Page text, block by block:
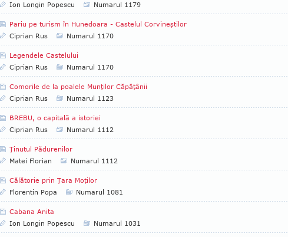
Ion Longin Popescu
Numarul 1179
Pariu pe turism în Hunedoara - Castelul Corvineştilor
Ciprian Rus
Numarul 1170
Legendele Castelului
Ciprian Rus
Numarul 1170
Comorile de la poalele Munţilor Căpăţânii
Ciprian Rus
Numarul 1123
BREBU, o capitală a istoriei
Ciprian Rus
Numarul 1112
Ţinutul Pădurenilor
Matei Florian
Numarul 1112
Călătorie prin Ţara Moţilor
Florentin Popa
Numarul 1081
Cabana Anita
Ion Longin Popescu
Numarul 1031